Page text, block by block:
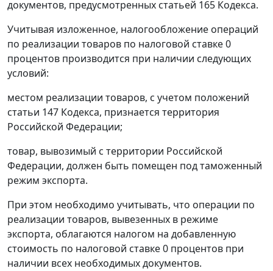
документов, предусмотренных статьей 165 Кодекса.
Учитывая изложенное, налогообложение операций
по реализации товаров по налоговой ставке 0
процентов производится при наличии следующих
условий:
местом реализации товаров, с учетом положений
статьи 147 Кодекса, признается территория
Российской Федерации;
товар, вывозимый с территории Российской
Федерации, должен быть помещен под таможенный
режим экспорта.
При этом необходимо учитывать, что операции по
реализации товаров, вывезенных в режиме
экспорта, облагаются налогом на добавленную
стоимость по налоговой ставке 0 процентов при
наличии всех необходимых документов.